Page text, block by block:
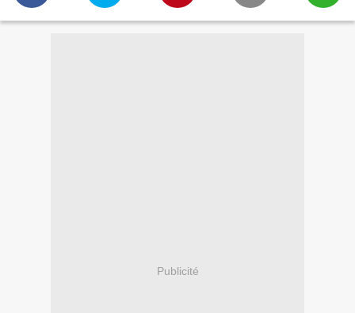
Publicité